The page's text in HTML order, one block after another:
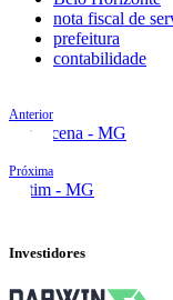
nota fiscal de
prefeitura
contabilidade
Anterior
Barbacena - MG
Próxima
Betim - MG
Investidores